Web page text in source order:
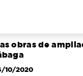
obras de
10/2020